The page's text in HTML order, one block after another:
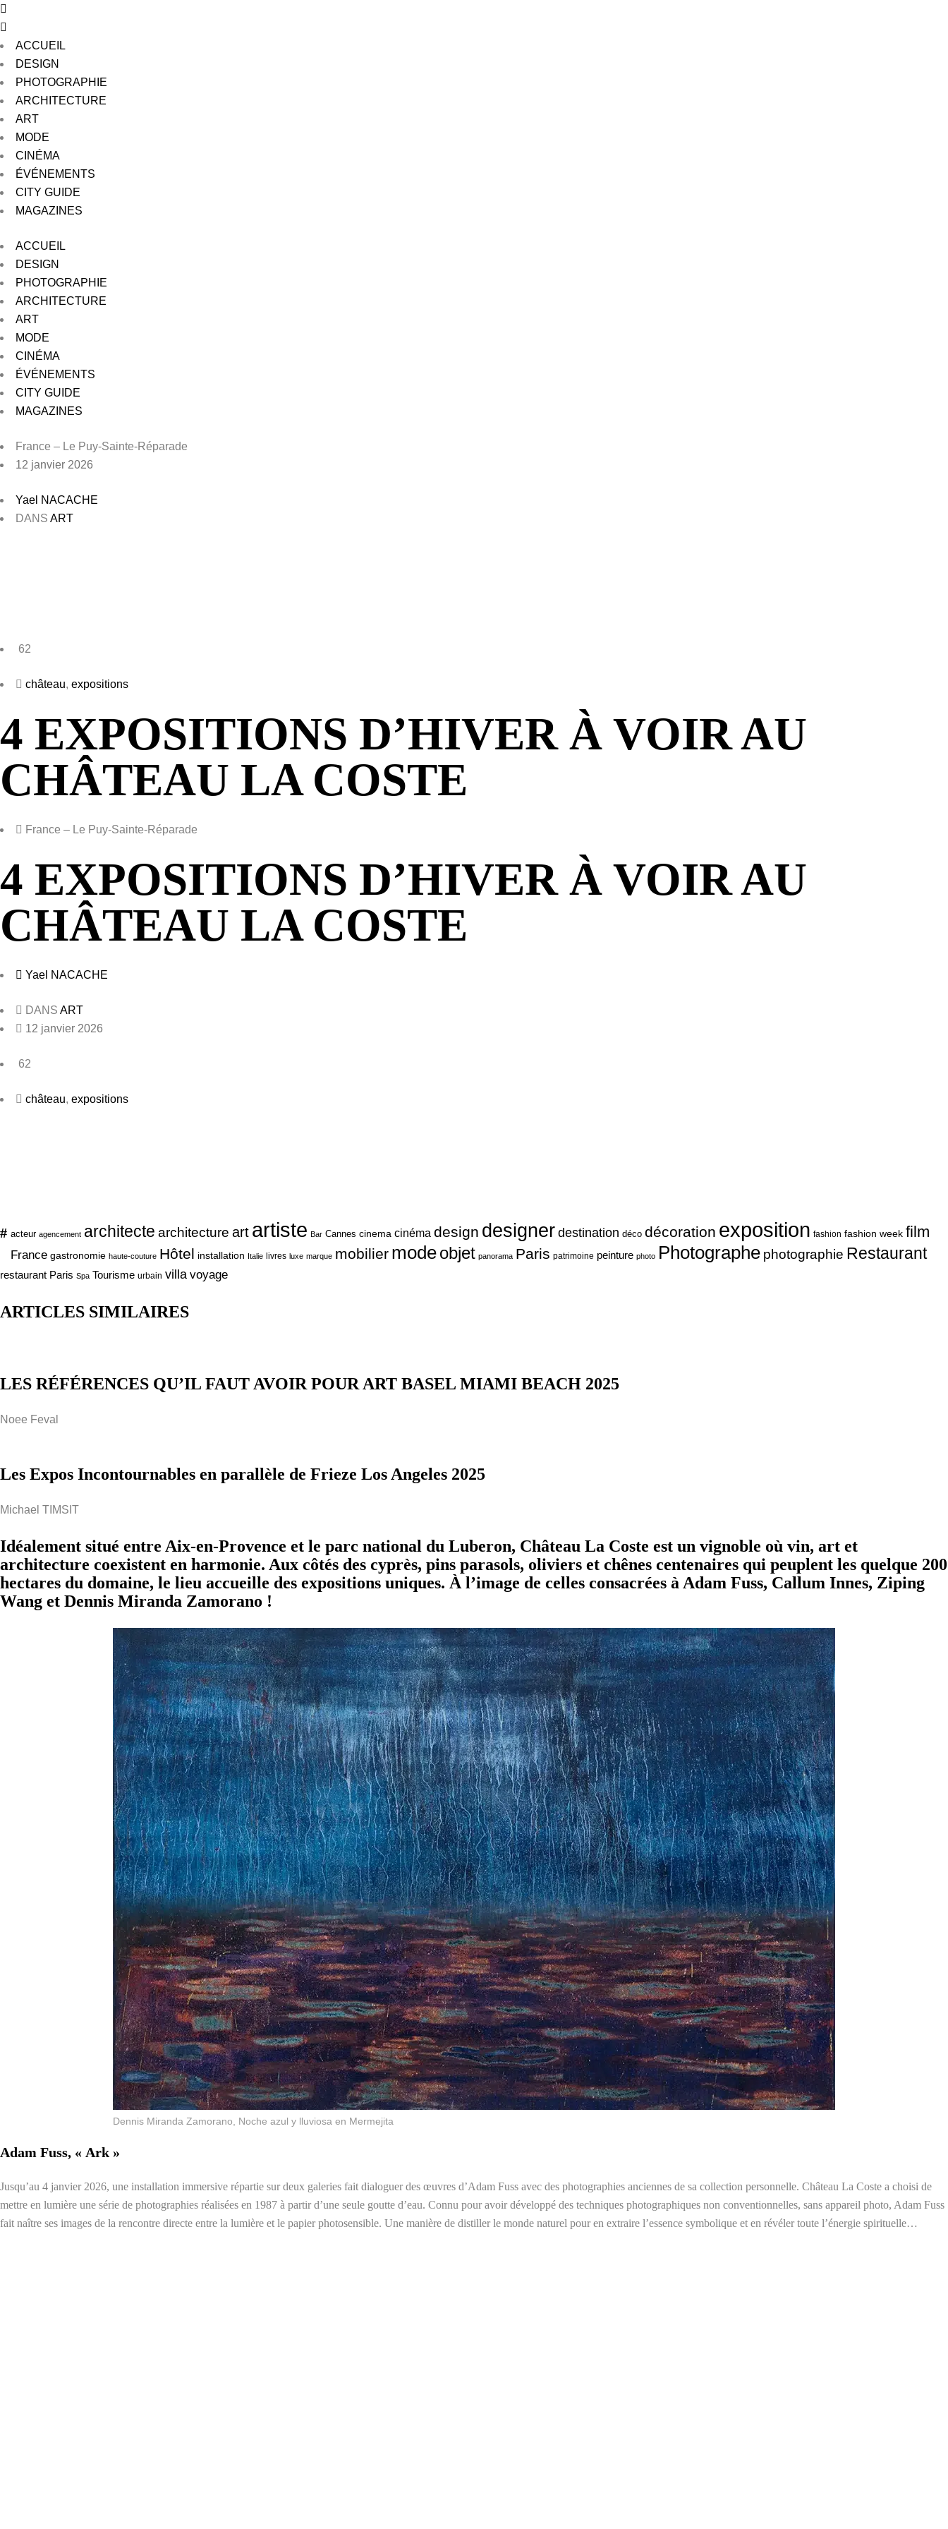
ACCUEIL
DESIGN
PHOTOGRAPHIE
ARCHITECTURE
ART
MODE
CINÉMA
ÉVÉNEMENTS
CITY GUIDE
MAGAZINES
ACCUEIL
DESIGN
PHOTOGRAPHIE
ARCHITECTURE
ART
MODE
CINÉMA
ÉVÉNEMENTS
CITY GUIDE
MAGAZINES
France – Le Puy-Sainte-Réparade
12 janvier 2026
Yael NACACHE
DANS ART
62
château, expositions
4 EXPOSITIONS D’HIVER À VOIR AU
CHÂTEAU LA COSTE
France – Le Puy-Sainte-Réparade
4 EXPOSITIONS D’HIVER À VOIR AU
CHÂTEAU LA COSTE
Yael NACACHE
DANS ART
12 janvier 2026
62
château, expositions
# acteur agencement architecte architecture art artiste Bar Cannes cinema cinéma design designer destination déco décoration exposition fashion fashion week film
France gastronomie haute-couture Hôtel installation Italie livres luxe marque mobilier modeobjet panorama Paris patrimoine peinture photo Photographe photographie Restaurant
restaurant Paris Spa Tourisme urbain villa voyage
ARTICLES SIMILAIRES
LES RÉFÉRENCES QU’IL FAUT AVOIR POUR ART BASEL MIAMI BEACH 2025
Noee Feval
Les Expos Incontournables en parallèle de Frieze Los Angeles 2025
Michael TIMSIT
Idéalement situé entre Aix-en-Provence et le parc national du Luberon, Château La Coste est un vignoble où vin, art et
architecture coexistent en harmonie. Aux côtés des cyprès, pins parasols, oliviers et chênes centenaires qui peuplent les quelque 200
hectares du domaine, le lieu accueille des expositions uniques. À l’image de celles consacrées à Adam Fuss, Callum Innes, Ziping
Wang et Dennis Miranda Zamorano !
Dennis Miranda Zamorano, Noche azul y lluviosa en Mermejita
Adam Fuss, « Ark »
Jusqu’au 4 janvier 2026, une installation immersive répartie sur deux galeries fait dialoguer des œuvres d’Adam Fuss avec des photographies anciennes de sa collection personnelle. Château La Coste a choisi de
mettre en lumière une série de photographies réalisées en 1987 à partir d’une seule goutte d’eau. Connu pour avoir développé des techniques photographiques non conventionnelles, sans appareil photo, Adam Fuss
fait naître ses images de la rencontre directe entre la lumière et le papier photosensible. Une manière de distiller le monde naturel pour en extraire l’essence symbolique et en révéler toute l’énergie spirituelle…